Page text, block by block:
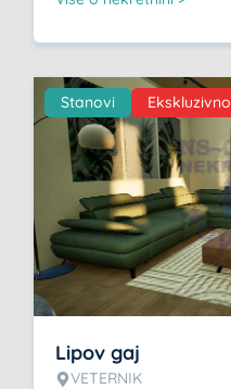
Stanovi Ekskluzivno
Lipov gaj
VETERNIK